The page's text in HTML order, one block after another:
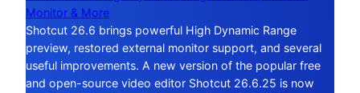
Monitor & More
Shotcut 26.6 brings powerful High Dynamic Range
preview, restored external monitor support, and several
useful improvements. A new version of the popular free
and open-source video editor Shotcut 26.6.25 is now